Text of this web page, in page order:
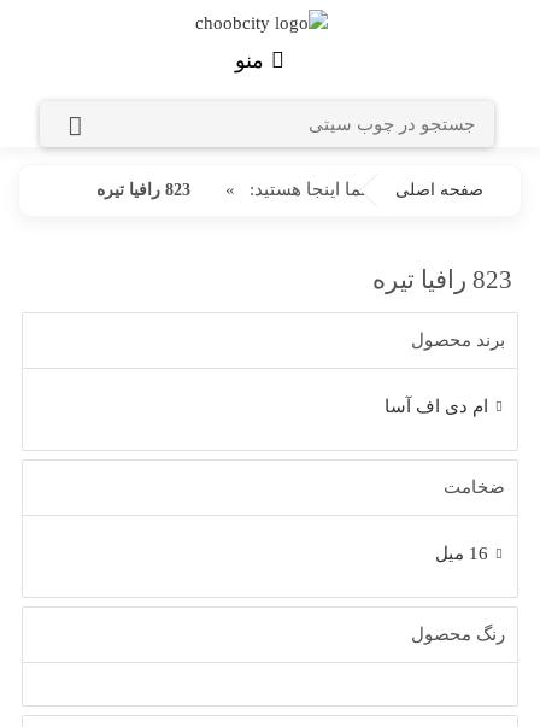
منو
شما اینجا هستید: صفحه اصلی » 823 رافیا تیره
823 رافیا تیره
برند محصول
ام دی اف آسا
ضخامت
16 میل
رنگ محصول